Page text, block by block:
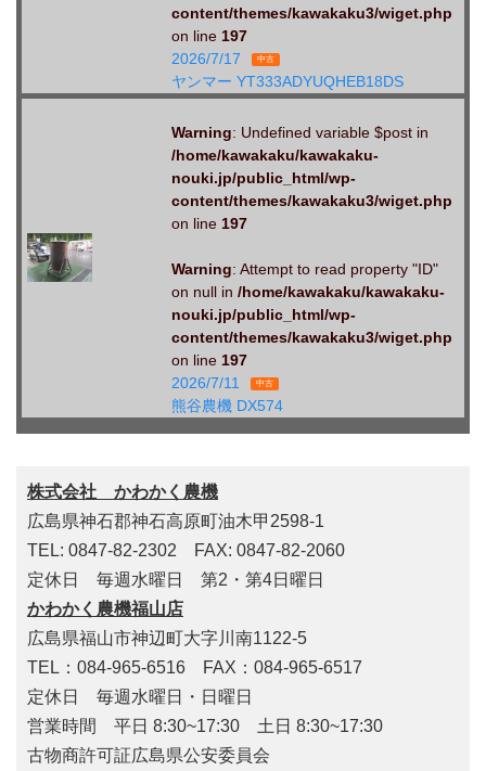
content/themes/kawakaku3/wiget.php
on line 197
2026/7/17
中古
ヤンマー YT333ADYUQHEB18DS
Warning: Undefined variable $post in
/home/kawakaku/kawakaku-
nouki.jp/public_html/wp-
content/themes/kawakaku3/wiget.php
on line 197
Warning: Attempt to read property "ID"
on null in /home/kawakaku/kawakaku-
nouki.jp/public_html/wp-
content/themes/kawakaku3/wiget.php
on line 197
2026/7/11
中古
熊谷農機 DX574
株式会社 かわかく農機
広島県神石郡神石高原町油木甲2598-1
TEL: 0847-82-2302 FAX: 0847-82-2060
定休日 毎週水曜日 第2・第4日曜日
かわかく農機福山店
広島県福山市神辺町大字川南1122-5
TEL：084-965-6516 FAX：084-965-6517
定休日 毎週水曜日・日曜日
営業時間 平日 8:30~17:30 土日 8:30~17:30
古物商許可証広島県公安委員会